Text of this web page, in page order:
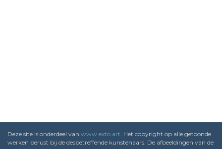
Deze site is onderdeel van www.exto.art. Het copyright op alle getoonde
werken berust bij de desbetreffende kunstenaars. De afbeeldingen van de